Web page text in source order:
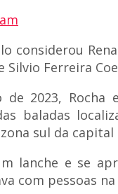
considerou
Ferreira
2023, Rocha
baladas
sul da
lanche e se
com pessoas na